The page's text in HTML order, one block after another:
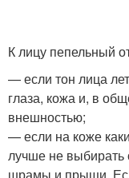
К лицу пепельный
— если тон лица
глаза, кожа и, в
внешностью;
— если на коже
лучше не